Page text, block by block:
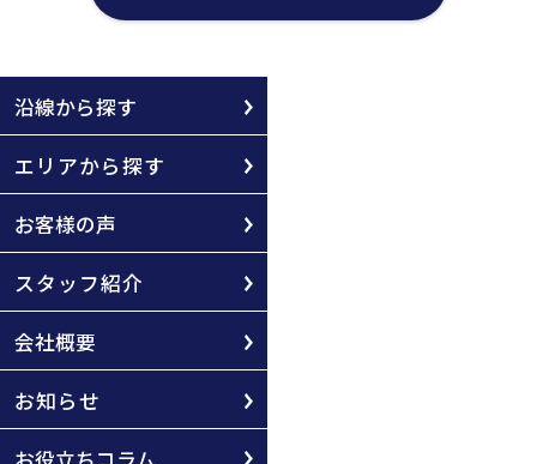
沿線から探す
エリアから探す
お客様の声
スタッフ紹介
会社概要
お知らせ